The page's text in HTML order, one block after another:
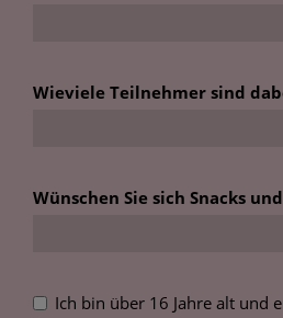
Wieviele Teilnehmer sind
Wünschen Sie sich Snacks
Ich bin über 16 Jahre alt und